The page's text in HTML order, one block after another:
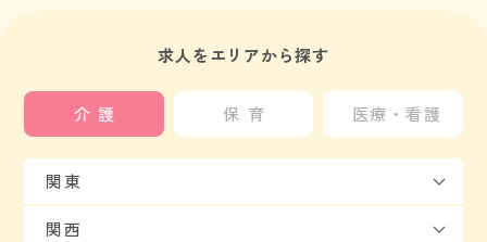
求人をエリアから探す
介護 保育 医療・看護
関東
関西